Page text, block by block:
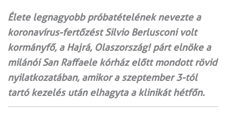
Élete legnagyobb próbatételének nevezte a
koronavírus-fertőzést Silvio Berlusconi volt
kormányfő, a Hajrá, Olaszország! párt elnöke a
milánói San Raffaele kórház előtt mondott rövid
nyilatkozatában, amikor a szeptember 3-tól
tartó kezelés után elhagyta a klinikát hétfőn.